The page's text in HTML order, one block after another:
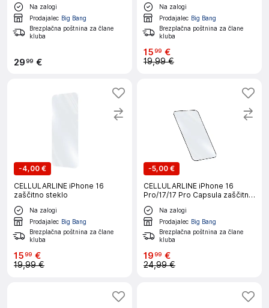
Na zalogi
Prodajalec Big Bang
Brezplačna poštnina za člane
kluba
2999 €
Na zalogi
Prodajalec Big Bang
Brezplačna poštnina za člane
kluba
1599 €
19,99 €
-4,00 €
CELLULARLINE iPhone 16
zaščitno steklo
Na zalogi
Prodajalec Big Bang
Brezplačna poštnina za člane
kluba
1599 €
19,99 €
-5,00 €
CELLULARLINE iPhone 16
Pro/17/17 Pro Capsula zaščitno
steklo
Na zalogi
Prodajalec Big Bang
Brezplačna poštnina za člane
kluba
1999 €
24,99 €